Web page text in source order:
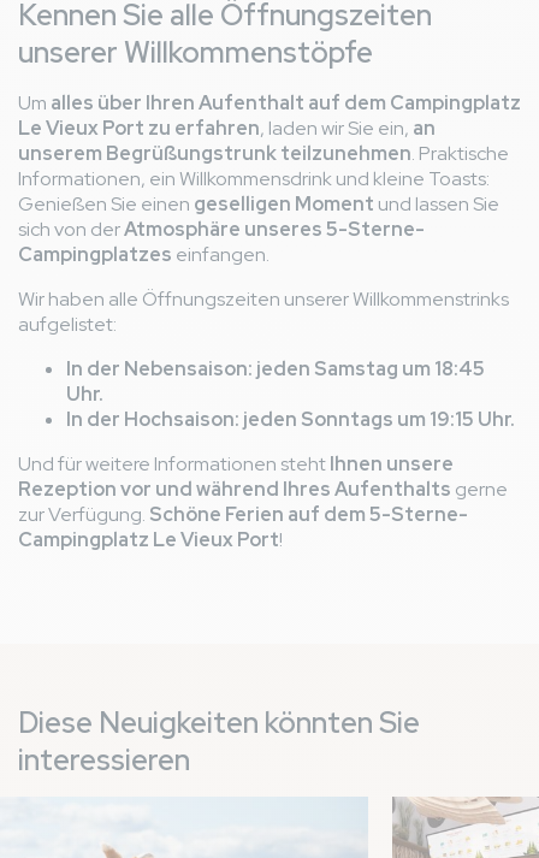
Kennen Sie alle Öffnungszeiten
unserer Willkommenstöpfe
Um alles über Ihren Aufenthalt auf dem Campingplatz
Le Vieux Port zu erfahren, laden wir Sie ein, an
unserem Begrüßungstrunk teilzunehmen. Praktische
Informationen, ein Willkommensdrink und kleine Toasts:
Genießen Sie einen geselligen Moment und lassen Sie
sich von derAtmosphäre unseres 5-Sterne-
Campingplatzes einfangen.
Wir haben alle Öffnungszeiten unserer Willkommenstrinks
aufgelistet:
In der Nebensaison: jeden Samstag um 18:45
Uhr.
In der Hochsaison: jeden Sonntags um 19:15 Uhr.
Und für weitere Informationen stehtIhnen unsere
Rezeption vor und während Ihres Aufenthalts gerne
zur Verfügung. Schöne Ferien auf dem 5-Sterne-
Campingplatz Le Vieux Port!
Diese Neuigkeiten könnten Sie
interessieren